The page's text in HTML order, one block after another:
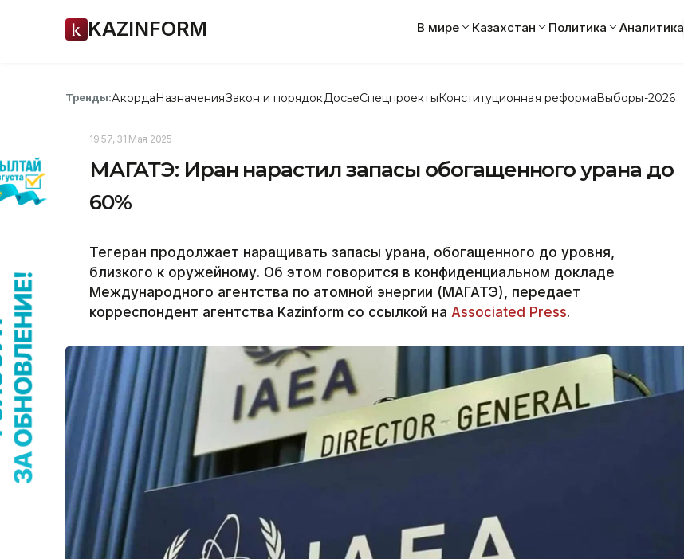
KAZINFORM В мире Казахстан Политика Аналитика
Тренды:АкордаНазначенияЗакон и порядок ДосьеСпецпроектыКонституционная реформаВыборы-2026
19:57, 31 Мая 2025
МАГАТЭ: Иран нарастил запасы обогащенного урана до
60%
Тегеран продолжает наращивать запасы урана, обогащенного до уровня,
близкого к оружейному. Об этом говорится в конфиденциальном докладе
Международного агентства по атомной энергии (МАГАТЭ), передает
корреспондент агентства Kazinform со ссылкой на Associated Press.